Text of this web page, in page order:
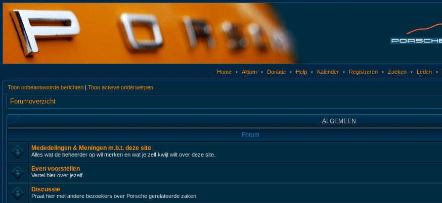
Home • Album • Donatie • Help • Kalender • Registreren • Zoeken • Leden •
Toon onbeantwoorde berichten | Toon actieve onderwerpen
Forumoverzicht
ALGEMEEN
Forum
Mededelingen & Meningen m.b.t. deze site
Alles wat de beheerder op wil merken en wat je zelf kwijt wilt over deze site.
Even voorstellen
Vertel hier over jezelf.
Discussie
Praat hier met andere bezoekers over Porsche gerelateerde zaken.